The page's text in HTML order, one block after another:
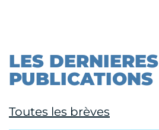
LES DERNIERES
PUBLICATIONS
Toutes les brèves